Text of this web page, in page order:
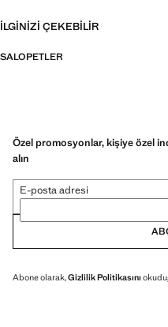
İLGINIZI ÇEKEBILIR
SALOPETLER
Özel promosyonlar, kişiye özel
alın
E-posta adresi
Abone olarak,Gizlilik Politikasını